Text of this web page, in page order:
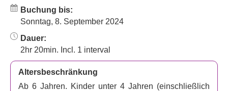
Buchung bis:
Sonntag, 8. September 2024
Dauer:
2hr 20min. Incl. 1 interval
Altersbeschränkung
Ab 6 Jahren. Kinder unter 4 Jahren (einschließlich